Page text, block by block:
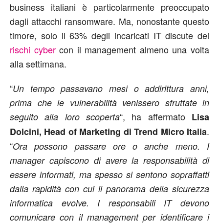
business italiani è particolarmente preoccupato
dagli attacchi ransomware. Ma, nonostante questo
timore, solo il 63% degli incaricati IT discute dei
rischi cybercon il management almeno una volta
alla settimana.
“Un tempopassavano mesi o addirittura anni,
prima che le vulnerabilità venissero sfruttate in
seguito alla loro scoperta“, ha affermato Lisa
Dolcini, Head of Marketing di Trend MicroItalia.
“Ora possono passare ore o anche meno. I
managercapiscono di avere la responsabilità di
essere informati, ma spesso si sentono sopraffatti
dalla rapidità con cui il panorama della sicurezza
informatica
evolve. I responsabiliIT devono
comunicare con il management per identificarei